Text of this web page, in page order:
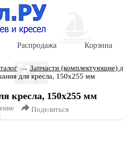
Распродажа Корзина
Запчасти (комплектующие)
для кресла, 150х255 мм
кресла, 150х255 мм
Поделиться